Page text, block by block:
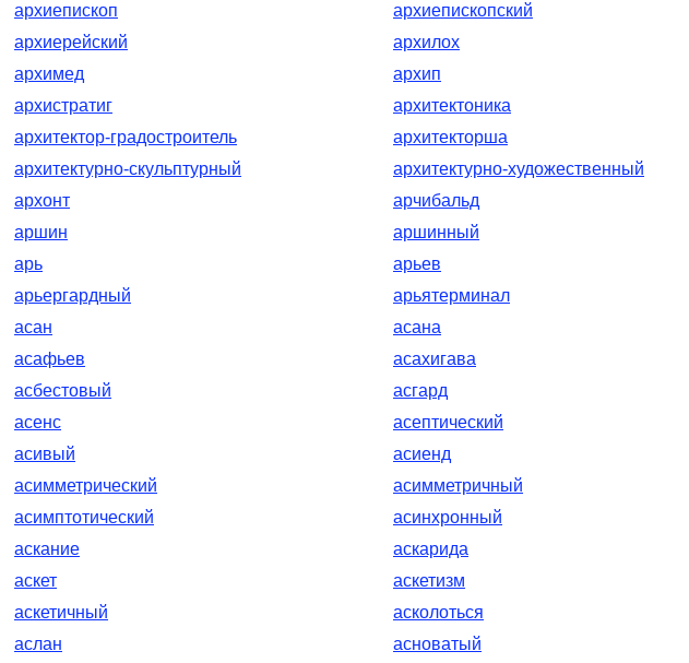
архиепископ
архиепископский
архиерейский
архилох
архимед
архип
архистратиг
архитектоника
архитектор-градостроитель
архитекторша
архитектурно-скульптурный
архитектурно-художественный
архонт
арчибальд
аршин
аршинный
арь
арьев
арьергардный
арьятерминал
асан
асана
асафьев
асахигава
асбестовый
асгард
асенс
асептический
асивый
асиенд
асимметрический
асимметричный
асимптотический
асинхронный
аскание
аскарида
аскет
аскетизм
аскетичный
асколоться
аслан
асноватый